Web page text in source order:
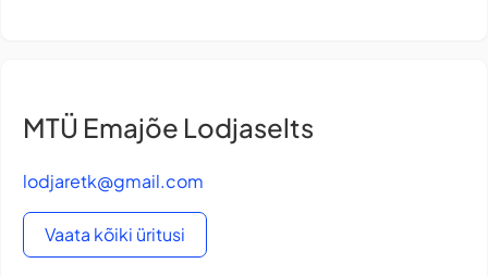
MTÜ Emajõe Lodjaselts
lodjaretk@gmail.com
Vaata kõiki üritusi